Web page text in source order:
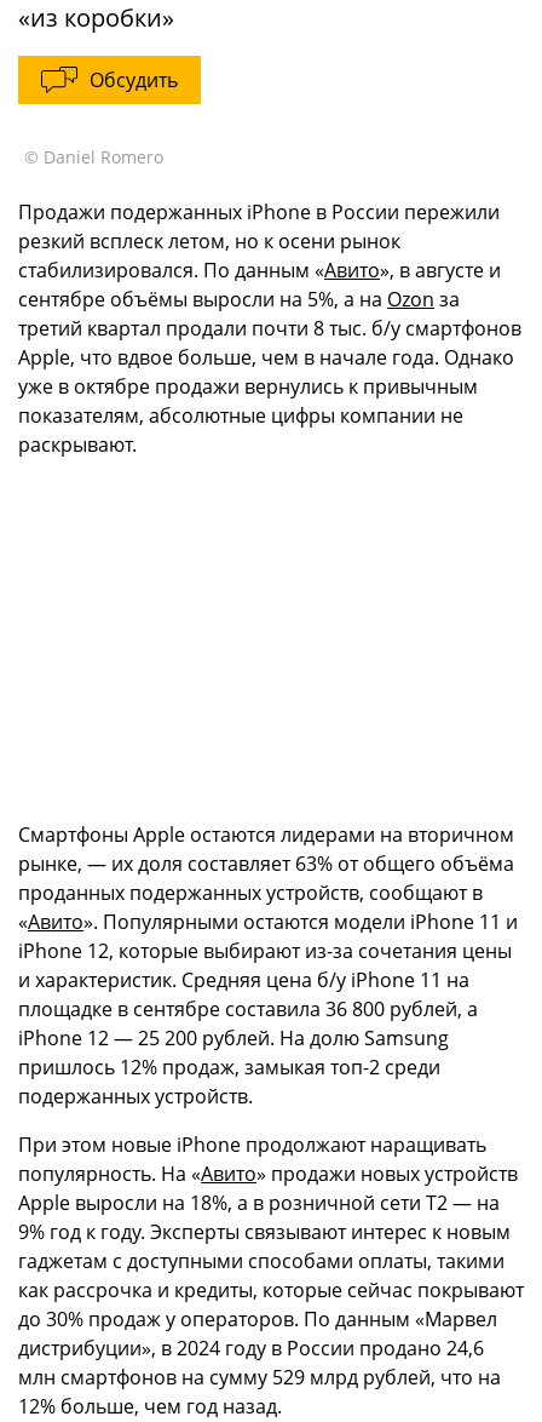
«из коробки»
Обсудить
© Daniel Romero
Продажи подержанных iPhone в России пережили
резкий всплеск летом, но к осени рынок
стабилизировался. По данным «Авито», в августе и
сентябре объёмы выросли на 5%, а на Ozon за
третий квартал продали почти 8 тыс. б/у смартфонов
Apple, что вдвое больше, чем в начале года. Однако
уже в октябре продажи вернулись к привычным
показателям, абсолютные цифры компании не
раскрывают.
Смартфоны Apple остаются лидерами на вторичном
рынке, — их доля составляет 63% от общего объёма
проданных подержанных устройств, сообщают в
«Авито». Популярными остаются модели iPhone 11 и
iPhone 12, которые выбирают из-за сочетания цены
и характеристик. Средняя цена б/у iPhone 11 на
площадке в сентябре составила 36 800 рублей, а
iPhone 12 — 25 200 рублей. На долю Samsung
пришлось 12% продаж, замыкая топ-2 среди
подержанных устройств.
При этом новые iPhone продолжают наращивать
популярность. На «Авито» продажи новых устройств
Apple выросли на 18%, а в розничной сети T2 — на
9% год к году. Эксперты связывают интерес к новым
гаджетам с доступными способами оплаты, такими
как рассрочка и кредиты, которые сейчас покрывают
до 30% продаж у операторов. По данным «Марвел
дистрибуции», в 2024 году в России продано 24,6
млн смартфонов на сумму 529 млрд рублей, что на
12% больше, чем год назад.